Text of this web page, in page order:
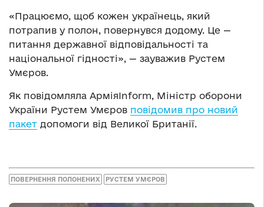
«Працюємо, щоб кожен українець, який
потрапив у полон, повернувся додому. Це —
питання державної відповідальності та
національної гідності», — зауважив Рустем
Умєров.
Як повідомляла АрміяInform, Міністр оборони
України Рустем Умєров повідомив про новий
пакет допомоги від Великої Британії.
ПОВЕРНЕННЯ ПОЛОНЕНИХ РУСТЕМ УМЄРОВ